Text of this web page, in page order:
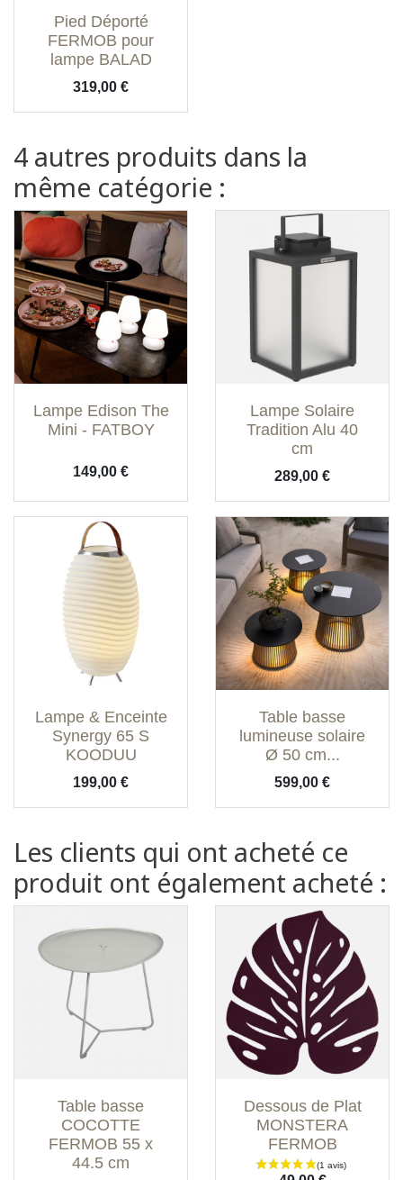
Pied Déporté
FERMOB pour
lampe BALAD
Prix
319,00 €
4 autres produits dans la
même catégorie :
Lampe Edison The
Mini - FATBOY
Prix
149,00 €
Lampe Solaire
Tradition Alu 40
cm
Prix
289,00 €
Lampe & Enceinte
Synergy 65 S
KOODUU
Prix
199,00 €
Table basse
lumineuse solaire
Ø 50 cm...
Prix
599,00 €
Les clients qui ont acheté ce
produit ont également acheté :
Table basse
COCOTTE
FERMOB 55 x
44.5 cm
Dessous de Plat
MONSTERA
FERMOB